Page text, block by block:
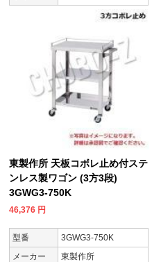
東製作所 天板コボレ止め付ステ
ンレス製ワゴン (3方3段)
3GWG3-750K
46,376 円
型番
3GWG3-750K
メーカー
東製作所